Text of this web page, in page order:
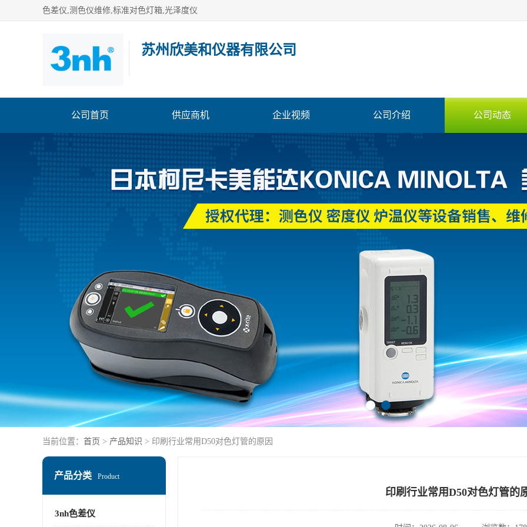
色差仪,测色仪维修,标准对色灯箱,光泽度仪
苏州欣美和仪器有限公司
公司首页 供应商机 企业视频 公司介绍 公司动态
当前位置： 首页 > 产品知识 > 印刷行业常用D50对色灯管的原因
产品分类 Product
3nh色差仪
印刷行业常用D50对色灯管的